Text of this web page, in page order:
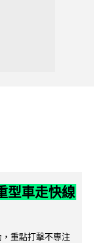
型車走快線
重點打擊不專注